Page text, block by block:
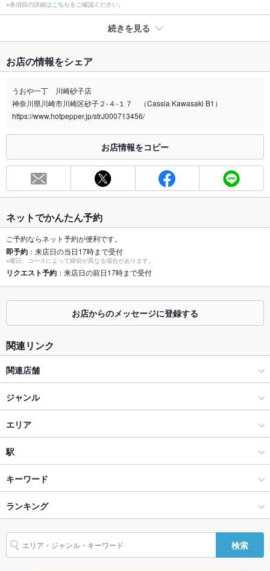
※各項目の詳細は こちらをご確認ください。
続きを見る
禁煙・喫煙 全席禁煙
喫煙専用室 あり
※2020年4月1日～受動喫煙対策に関する法律が施行されています。正しい情報はお店へお問い
総席数
170席(10名、20名、30名と宴会の人数に合わせた宴会場をご用
容人数
数宴会に！)
個室
あり ：川崎で6名様向けの掘りごたつ式の個室、4名様向けのテ
ーブル個室など様々な個室をご用意。川崎 飲み放題
座敷
なし ：刺身居酒屋うおや一丁川崎砂子店は宴会や飲み会だけで
あり ：広々とした掘りごたつの個室席も。少人数のワイワイ飲
みや中規模の飲み会・宴会などに最適！川崎 個室
カウンター
ソファー
設備
Wi-Fi
バリアフリ
ー
本酒がおすすめ。【川崎 個室 飲み放題】
駐車場
なし ：川崎での宴会、接待、同窓会など各種シーンにご利用く
その他設備
最大宴会人数は32名様まで！ 2時間飲み放題付き宴会コースは
お店の情報をシェア
うおや一丁 川崎砂子店
神奈川県川崎市川崎区砂子２-４-１７ （Cassia Kawasaki B1）
https://www.hotpepper.jp/strJ000713456/
お店情報をコピー
ネットでかんたん予約
ご予約ならネット予約が便利です。
即予約 ：来店日の当日17時まで受付
※曜日、コースによって締切が異なる場合があります。
リクエスト予約 ：来店日の前日17時まで受付
お店からのメッセージに登録する
関連リンク
関連店舗
うおや一丁
うおや一丁 新宿三光町店
うおや一丁 浦和店
ジャンル
居酒屋
海鮮
川崎・鶴見 × 居酒屋
川崎・鶴見 × 海鮮
川崎駅 × 居酒屋
川崎駅 × 海鮮
エリア
川崎
川崎 × 居酒屋
川崎 × 海鮮
神奈川
神奈川 × 居酒屋
駅
川崎駅
京急川崎駅
キーワード
からあげ
ランキング
神奈川のグルメランキング
神奈川の居酒屋ランキング
検索